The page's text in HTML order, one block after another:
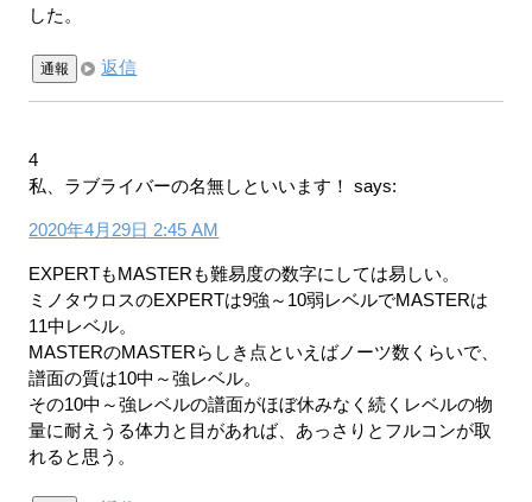
した。
通報 返信
4
私、ラブライバーの名無しといいます！
says:
2020年4月29日 2:45 AM
EXPERTもMASTERも難易度の数字にしては易しい。
ミノタウロスのEXPERTは9強～10弱レベルでMASTERは
11中レベル。
MASTERのMASTERらしき点といえばノーツ数くらいで、
譜面の質は10中～強レベル。
その10中～強レベルの譜面がほぼ休みなく続くレベルの物
量に耐えうる体力と目があれば、あっさりとフルコンが取
れると思う。